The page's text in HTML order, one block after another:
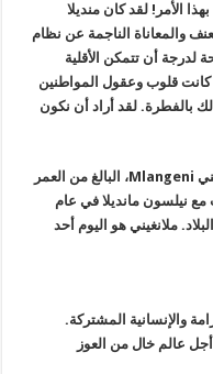
الأمر! لقد كان منديلا
والمعاناة الناجمة عن نظام
لدرجة أن تتمكن الأقلية
كانت قلوب وعقول المواطنين
بالفطرة. لقد أراد أن نكون
Mlangeni، البالغ من العمر
مع نيلسون مانديلا في عام
ملانغيني هو اليوم أحد
والإنسانية المشتركة.
أجل عالم خال من العوز